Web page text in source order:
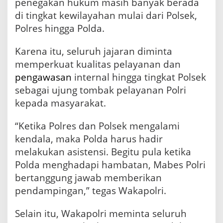
penegakan hukum masih banyak berada
di tingkat kewilayahan mulai dari Polsek,
Polres hingga Polda.
Karena itu, seluruh jajaran diminta
memperkuat kualitas pelayanan dan
pengawasan internal hingga tingkat Polsek
sebagai ujung tombak pelayanan Polri
kepada masyarakat.
“Ketika Polres dan Polsek mengalami
kendala, maka Polda harus hadir
melakukan asistensi. Begitu pula ketika
Polda menghadapi hambatan, Mabes Polri
bertanggung jawab memberikan
pendampingan,” tegas Wakapolri.
Selain itu, Wakapolri meminta seluruh